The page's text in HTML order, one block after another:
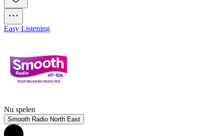
Easy Listening
Nu spelen
Smooth Radio North East